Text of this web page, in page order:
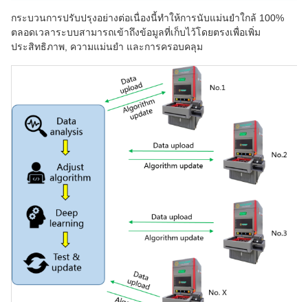
กระบวนการปรับปรุงอย่างต่อเนื่องนี้ทําให้การนับแม่นยําใกล้ 100%
ตลอดเวลาระบบสามารถเข้าถึงข้อมูลที่เก็บไว้โดยตรงเพื่อเพิ่ม
ประสิทธิภาพ, ความแม่นยํา และการครอบคลุม